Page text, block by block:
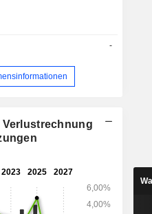
-
Verlustrechnung